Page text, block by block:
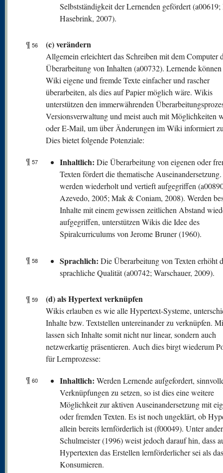
Selbstständigkeit der Lernenden gefördert (a00619;
Hasebrink, 2007).
¶ 56 (c) verändern
Allgemein erleichtert das Schreiben mit dem Computer
Überarbeitung von Inhalten (a00732). Lernende
Wiki eigene und fremde Texte einfacher und rascher
überarbeiten, als dies auf Papier möglich wäre. Wikis
unterstützen den immerwährenden
Versionsverwaltung und meist auch mit Möglichkeiten
oder E-Mail, um über Änderungen im Wiki informiert
Dies bietet folgende Potenziale:
¶ 57 Inhaltlich: Die Überarbeitung von eigenen oder
Texten fördert die thematische
werden wiederholt und vertieft aufgegriffen
Azevedo, 2005; Mak & Coniam, 2008). Werden
Inhalte mit einem gewissen zeitlichen Abstand
aufgegriffen, unterstützen Wikis die Idee des
Spiralcurriculums von Jerome Bruner (1960).
¶ 58 Sprachlich: Die Überarbeitung von Texten erhöht
sprachliche Qualität (a00742; Warschauer, 2009).
¶ 59 (d) als Hypertext verknüpfen
Wikis erlauben es wie alle Hypertext-Systeme,
Inhalte bzw. Textstellen untereinander zu verknüpfen.
lassen sich Inhalte somit nicht nur linear, sondern auch
netzwerkartig präsentieren. Auch dies birgt wiederum
für Lernprozesse:
¶ 60 Inhaltlich: Werden Lernende aufgefordert,
Verknüpfungen zu setzen, so ist dies eine weitere
Möglichkeit zur aktiven Auseinandersetzung mit
oder fremden Texten. Es ist noch ungeklärt, ob
allein bereits lernförderlich ist (f00049). Unter
Schulmeister (1996) weist jedoch darauf hin, dass
Hypertexten das Erstellen lernförderlicher sei als
Konsumieren.